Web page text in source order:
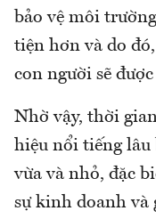
bảo vệ môi
tiện hơn và do
con người sẽ
Nhờ vậy, thời
hiệu nổi tiếng lâu
vừa và nhỏ, đặc
sự kinh doanh